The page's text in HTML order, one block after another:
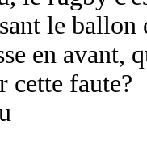
le
en avant,
cette faute?